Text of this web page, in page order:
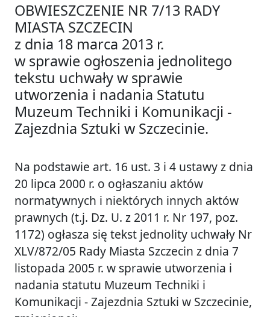
OBWIESZCZENIE NR 7/13 RADY
MIASTA SZCZECIN
z dnia 18 marca 2013 r.
w sprawie ogłoszenia jednolitego
tekstu uchwały w sprawie
utworzenia i nadania Statutu
Muzeum Techniki i Komunikacji -
Zajezdnia Sztuki w Szczecinie.
Na podstawie art. 16 ust. 3 i 4 ustawy z dnia
20 lipca 2000 r. o ogłaszaniu aktów
normatywnych i niektórych innych aktów
prawnych (t.j. Dz. U. z 2011 r. Nr 197, poz.
1172) ogłasza się tekst jednolity uchwały Nr
XLV/872/05 Rady Miasta Szczecin z dnia 7
listopada 2005 r. w sprawie utworzenia i
nadania statutu Muzeum Techniki i
Komunikacji - Zajezdnia Sztuki w Szczecinie,